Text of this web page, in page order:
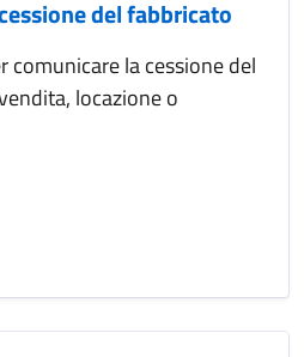
del fabbricato
comunicare la cessione del
locazione o